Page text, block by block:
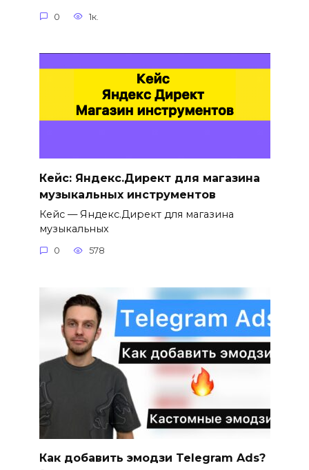
0 1к.
Кейс: Яндекс.Директ для магазина
музыкальных инструментов
Кейс — Яндекс.Директ для магазина
музыкальных
0 578
Как добавить эмодзи Telegram Ads?